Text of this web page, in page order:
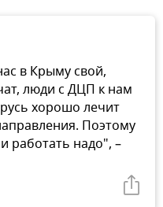
в Крыму свой,
люди с ДЦП к нам
хорошо лечит
Поэтому
работать надо", –